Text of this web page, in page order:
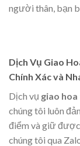
người thân, bạn
Dịch Vụ Giao
Chính Xác và
Dịch vụ giao
chúng tôi luôn
điểm và giữ
chúng tôi qua